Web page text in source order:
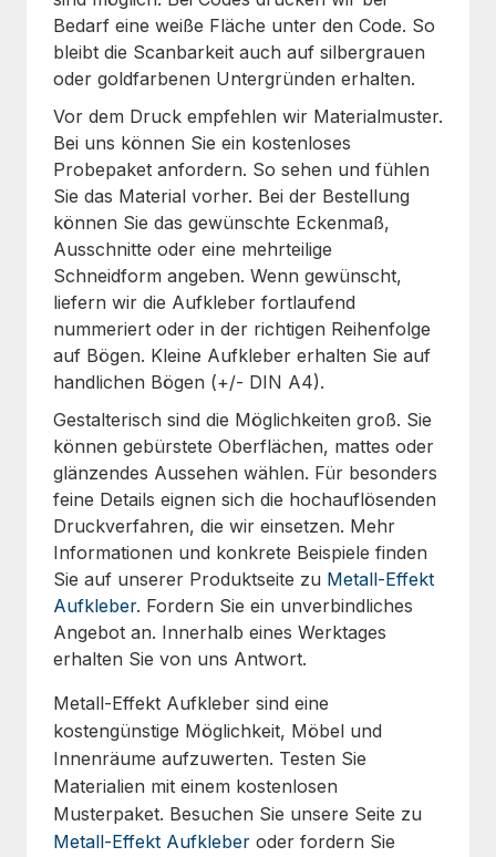
Bedarf eine weiße Fläche unter den Code. So
bleibt die Scanbarkeit auch auf silbergrauen
oder goldfarbenen Untergründen erhalten.
Vor dem Druck empfehlen wir Materialmuster.
Bei uns können Sie ein kostenloses
Probepaket anfordern. So sehen und fühlen
Sie das Material vorher. Bei der Bestellung
können Sie das gewünschte Eckenmaß,
Ausschnitte oder eine mehrteilige
Schneidform angeben. Wenn gewünscht,
liefern wir die Aufkleber fortlaufend
nummeriert oder in der richtigen Reihenfolge
auf Bögen. Kleine Aufkleber erhalten Sie auf
handlichen Bögen (+/- DIN A4).
Gestalterisch sind die Möglichkeiten groß. Sie
können gebürstete Oberflächen, mattes oder
glänzendes Aussehen wählen. Für besonders
feine Details eignen sich die hochauflösenden
Druckverfahren, die wir einsetzen. Mehr
Informationen und konkrete Beispiele finden
Sie auf unserer Produktseite zu Metall-Effekt
Aufkleber. Fordern Sie ein unverbindliches
Angebot an. Innerhalb eines Werktages
erhalten Sie von uns Antwort.
Metall-Effekt Aufkleber sind eine
kostengünstige Möglichkeit, Möbel und
Innenräume aufzuwerten. Testen Sie
Materialien mit einem kostenlosen
Musterpaket. Besuchen Sie unsere Seite zu
Metall-Effekt Aufkleber oder fordern Sie